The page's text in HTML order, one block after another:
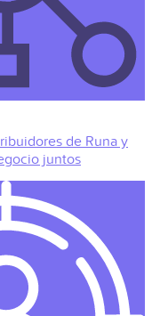
de Runa y
juntos